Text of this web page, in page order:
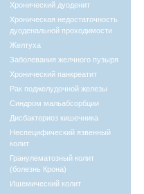
Хронический дуоденит
Хроническая недостаточность
дуоденальной проходимости
Желтуха
Заболевания желчного пузыря
Хронический панкреатит
Рак поджелудочной железы
Синдром мальабсорбции
Дисбактериоз кишечника
Неспецифический язвенный
колит
Гранулематозный колит
(болезнь Крона)
Ишемический колит